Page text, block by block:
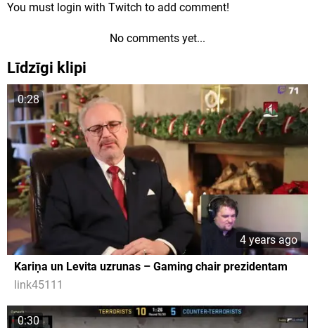
You must login with Twitch to add comment!
No comments yet...
Līdzīgi klipi
0:28
4 years ago
Kariņa un Levita uzrunas – Gaming chair prezidentam
link45111
0:30